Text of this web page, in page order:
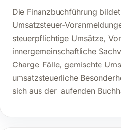
Die Finanzbuchführung
Umsatzsteuer-
steuerpflichtige Umsätze,
innergemeinschaftliche
Charge-Fälle, gemischte
umsatzsteuerliche
sich aus der laufenden